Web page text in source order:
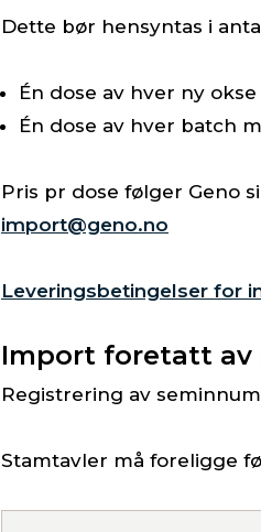
Dette bør hensyntas i
Én dose av hver ny
Én dose av hver batch
Pris pr dose følger Geno
import@geno.no
Leveringsbetingelser for
Import foretatt av
Registrering av
Stamtavler må foreligge